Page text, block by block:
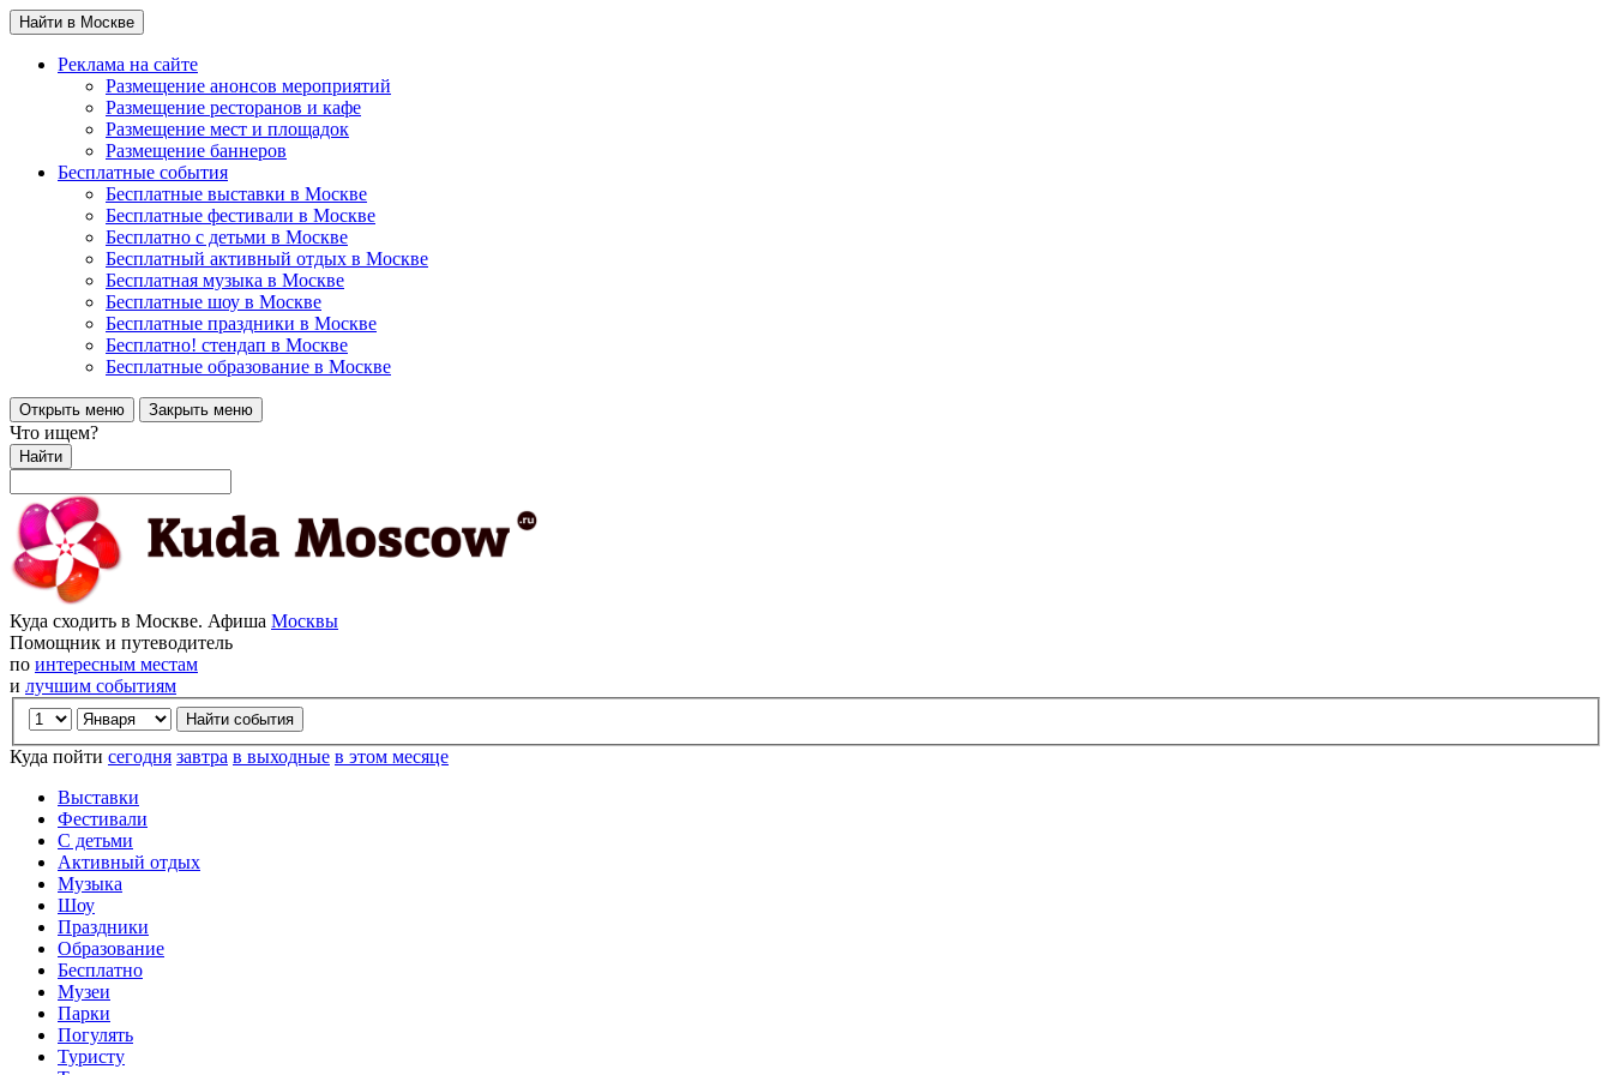
Найти в Москве
Реклама на сайте
Размещение анонсов мероприятий
Размещение ресторанов и кафе
Размещение мест и площадок
Размещение баннеров
Бесплатные события
Бесплатные выставки в Москве
Бесплатные фестивали в Москве
Бесплатно с детьми в Москве
Бесплатный активный отдых в Москве
Бесплатная музыка в Москве
Бесплатные шоу в Москве
Бесплатные праздники в Москве
Бесплатно! стендап в Москве
Бесплатные образование в Москве
Открыть меню Закрыть меню
Что ищем?
Найти
Куда сходить в Москве. Афиша Москвы
Помощник и путеводитель
по интересным местам
и лучшим событиям
Куда пойти сегодня завтра в выходные в этом месяце
Выставки
Фестивали
С детьми
Активный отдых
Музыка
Шоу
Праздники
Образование
Бесплатно
Музеи
Парки
Погулять
Туристу